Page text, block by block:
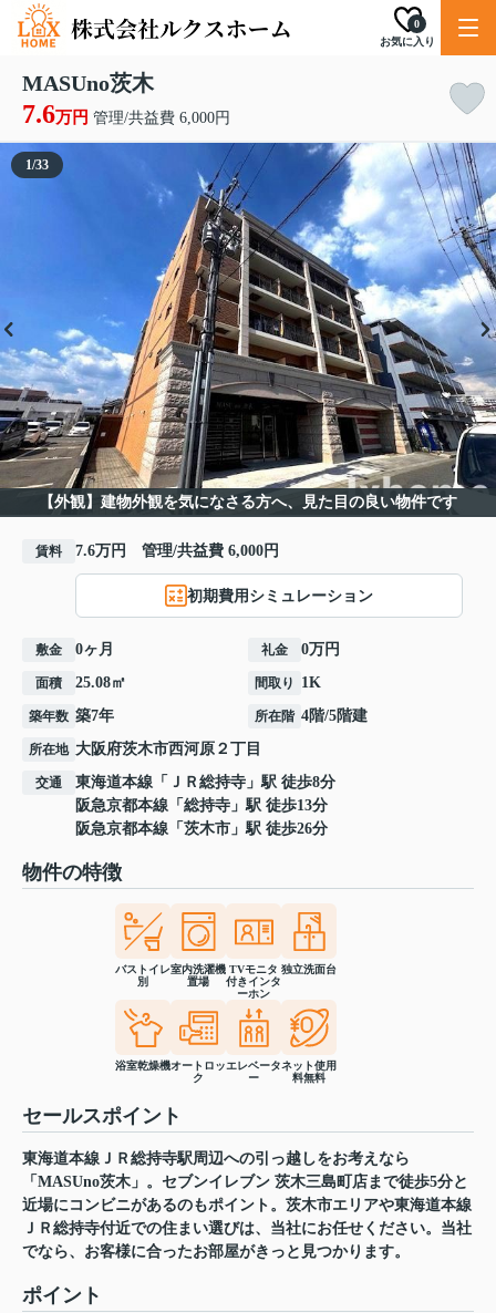
お気に入り
0
MASUno茨木
7.6万円 管理/共益費 6,000円
【外観】建物外観を気になさる方へ、見た目の良い物件です
1/33
賃料 7.6万円 管理/共益費 6,000円
初期費用シミュレーション
敷金 0ヶ月 礼金 0万円
面積 25.08㎡ 間取り 1K
築年数 築7年 所在階 4階/5階建
所在地 大阪府茨木市西河原 ２丁目
交通 東海道本線 「 ＪＲ総持寺 」駅 徒歩8分
阪急京都本線 「 総持寺 」駅 徒歩13分
阪急京都本線 「 茨木市 」駅 徒歩26分
物件の特徴
バストイレ
別
室内洗濯機
置場
TVモニタ
付きインタ
ーホン
独立洗面台
浴室乾燥機オートロッ
ク
エレベータ
ー
ネット使用
料無料
セールスポイント
東海道本線ＪＲ総持寺駅周辺への引っ越しをお考えなら
「MASUno茨木」。セブンイレブン 茨木三島町店まで徒歩5分と
近場にコンビニがあるのもポイント。茨木市エリアや東海道本線
ＪＲ総持寺付近での住まい選びは、当社にお任せください。当社
でなら、お客様に合ったお部屋がきっと見つかります。
ポイント